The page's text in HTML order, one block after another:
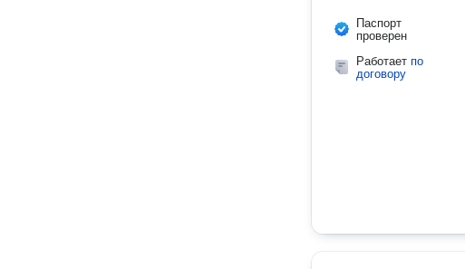
Паспорт
проверен
Работает по
договору